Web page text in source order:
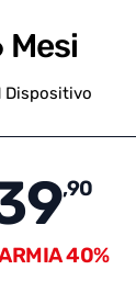
Mesi
Dispositivo
,90
40%